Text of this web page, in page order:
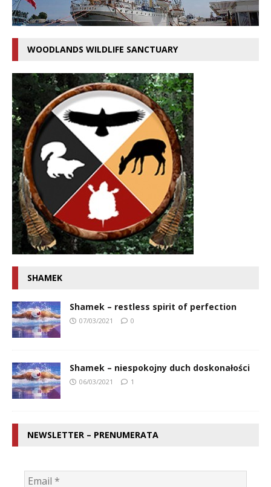
WOODLANDS WILDLIFE SANCTUARY
SHAMEK
Shamek – restless spirit of perfection
07/03/2021 0
Shamek – niespokojny duch doskonałości
06/03/2021 1
NEWSLETTER – PRENUMERATA